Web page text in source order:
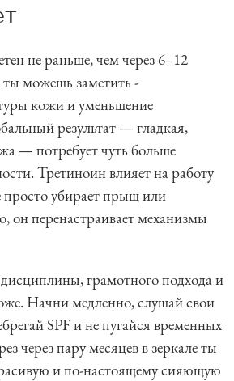
не раньше, чем через 6–12
ты можешь заметить -
кожи и уменьшение
результат — гладкая,
— потребует чуть больше
Третиноин влияет на работу
убирает прыщ или
он перенастраивает механизмы
грамотного подхода и
Начни медленно, слушай свои
SPF и не пугайся временных
через пару месяцев в зеркале ты
и по-настоящему сияющую